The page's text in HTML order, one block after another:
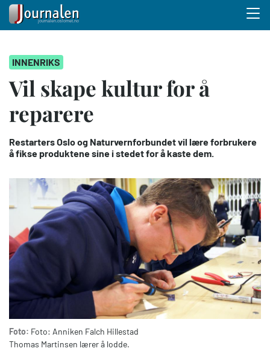
hovedinnhold
INNENRIKS
Vil skape kultur for å
reparere
Restarters Oslo og Naturvernforbundet vil lære forbrukere
å fikse produktene sine i stedet for å kaste dem.
Foto: Foto: Anniken Falch Hillestad
Thomas Martinsen lærer å lodde.